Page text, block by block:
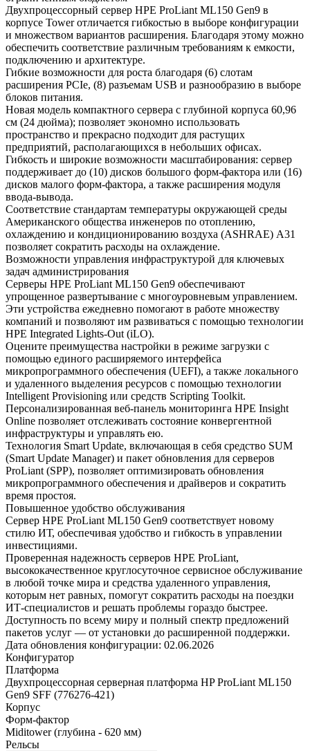
Двухпроцессорный сервер HPE ProLiant ML150 Gen9 в
корпусе Tower отличается гибкостью в выборе конфигурации
и множеством вариантов расширения. Благодаря этому можно
обеспечить соответствие различным требованиям к емкости,
подключению и архитектуре.
Гибкие возможности для роста благодаря (6) слотам
расширения PCIe, (8) разъемам USB и разнообразию в выборе
блоков питания.
Новая модель компактного сервера с глубиной корпуса 60,96
см (24 дюйма); позволяет экономно использовать
пространство и прекрасно подходит для растущих
предприятий, располагающихся в небольших офисах.
Гибкость и широкие возможности масштабирования: сервер
поддерживает до (10) дисков большого форм-фактора или (16)
дисков малого форм-фактора, а также расширения модуля
ввода-вывода.
Соответствие стандартам температуры окружающей среды
Американского общества инженеров по отоплению,
охлаждению и кондиционированию воздуха (ASHRAE) A31
позволяет сократить расходы на охлаждение.
Возможности управления инфраструктурой для ключевых
задач администрирования
Серверы HPE ProLiant ML150 Gen9 обеспечивают
упрощенное развертывание с многоуровневым управлением.
Эти устройства ежедневно помогают в работе множеству
компаний и позволяют им развиваться с помощью технологии
HPE Integrated Lights-Out (iLO).
Оцените преимущества настройки в режиме загрузки с
помощью единого расширяемого интерфейса
микропрограммного обеспечения (UEFI), а также локального
и удаленного выделения ресурсов с помощью технологии
Intelligent Provisioning или средств Scripting Toolkit.
Персонализированная веб-панель мониторинга HPE Insight
Online позволяет отслеживать состояние конвергентной
инфраструктуры и управлять ею.
Технология Smart Update, включающая в себя средство SUM
(Smart Update Manager) и пакет обновления для серверов
ProLiant (SPP), позволяет оптимизировать обновления
микропрограммного обеспечения и драйверов и сократить
время простоя.
Повышенное удобство обслуживания
Сервер HPE ProLiant ML150 Gen9 соответствует новому
стилю ИТ, обеспечивая удобство и гибкость в управлении
инвестициями.
Проверенная надежность серверов HPE ProLiant,
высококачественное круглосуточное сервисное обслуживание
в любой точке мира и средства удаленного управления,
которым нет равных, помогут сократить расходы на поездки
ИТ-специалистов и решать проблемы гораздо быстрее.
Доступность по всему миру и полный спектр предложений
пакетов услуг — от установки до расширенной поддержки.
Дата обновления конфигурации: 02.06.2026
Конфигуратор
Платформа
Двухпроцессорная серверная платформа HP ProLiant ML150
Gen9 SFF (776276-421)
Корпус
Форм-фактор
Miditower (глубина - 620 мм)
Рельсы